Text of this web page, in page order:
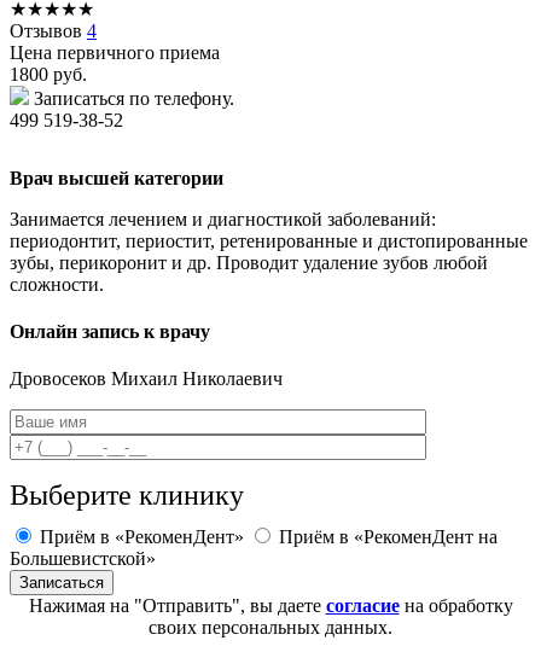
★★★★★
Отзывов 4
Цена первичного приема
1800 руб.
Записаться по телефону.
499 519-38-52
Врач высшей категории
Занимается лечением и диагностикой заболеваний:
периодонтит, периостит, ретенированные и дистопированные
зубы, перикоронит и др. Проводит удаление зубов любой
сложности.
Онлайн запись к врачу
Дровосеков Михаил Николаевич
Выберите клинику
Приём в «РекоменДент»
Приём в «РекоменДент на
Большевистской»
Нажимая на "Отправить", вы даете согласиена обработку
своих персональных данных.